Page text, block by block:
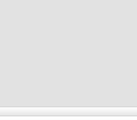
die-fuenf-